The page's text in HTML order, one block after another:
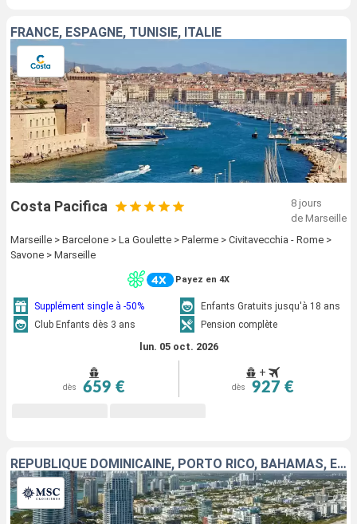
FRANCE, ESPAGNE, TUNISIE, ITALIE
Costa Pacifica
8 jours
de Marseille
Marseille > Barcelone > La Goulette > Palerme > Civitavecchia - Rome >
Savone > Marseille
Payez en 4X
Supplément single à -50%
Enfants Gratuits jusqu'à 18 ans
Club Enfants dès 3 ans
Pension complète
lun. 05 oct. 2026
dès 659 €
+
dès 927 €
RÉPUBLIQUE DOMINICAINE, PORTO RICO, BAHAMAS, ÉTATS-UNIS